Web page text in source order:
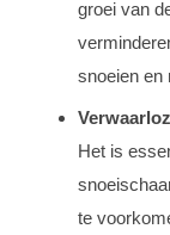
groei van
snoeien en
Het is
te